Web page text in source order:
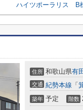
ハイツポーラリス B
住所 和歌山県有
交通 紀勢本線 「
築年 予定 階数